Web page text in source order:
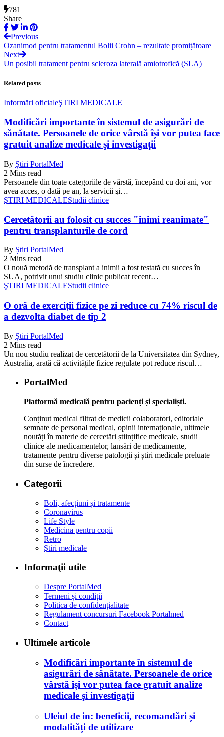
781
Share
Previous
Ozanimod pentru tratamentul Bolii Crohn – rezultate promițătoare
Next
Un posibil tratament pentru scleroza laterală amiotrofică (SLA)
Related posts
Informări oficialeŞTIRI MEDICALE
Modificări importante în sistemul de asigurări de
sănătate. Persoanele de orice vârstă își vor putea face
gratuit analize medicale şi investigaţii
By Știri PortalMed
2 Mins read
Persoanele din toate categoriile de vârstă, începând cu doi ani, vor
avea acces, o dată pe an, la servicii şi…
ŞTIRI MEDICALEStudii clinice
Cercetătorii au folosit cu succes "inimi reanimate"
pentru transplanturile de cord
By Știri PortalMed
2 Mins read
O nouă metodă de transplant a inimii a fost testată cu succes în
SUA, potrivit unui studiu clinic publicat recent…
ŞTIRI MEDICALEStudii clinice
O oră de exerciții fizice pe zi reduce cu 74% riscul de
a dezvolta diabet de tip 2
By Știri PortalMed
2 Mins read
Un nou studiu realizat de cercetătorii de la Universitatea din Sydney,
Australia, arată că activitățile fizice regulate pot reduce riscul…
PortalMed
Platformă medicală pentru pacienți și specialiști.
Conținut medical filtrat de medicii colaboratori, editoriale
semnate de personal medical, opinii internaționale, ultimele
noutăți în materie de cercetări științifice medicale, studii
clinice ale medicamentelor, lansări de medicamente,
tratamente pentru diverse patologii și știri medicale preluate
din surse de încredere.
Categorii
Boli, afecțiuni și tratamente
Coronavirus
Life Style
Medicina pentru copii
Retro
Ştiri medicale
Informaţii utile
Despre PortalMed
Termeni și condiții
Politica de confidențialitate
Regulament concursuri Facebook Portalmed
Contact
Ultimele articole
Modificări importante în sistemul de
asigurări de sănătate. Persoanele de orice
vârstă își vor putea face gratuit analize
medicale şi investigaţii
Uleiul de in: beneficii, recomandări și
modalități de utilizare